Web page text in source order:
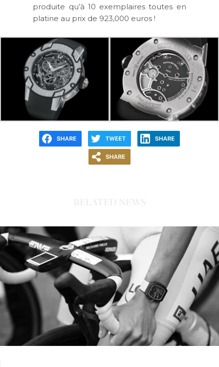
produite qu’à 10 exemplaires toutes en
platine au prix de 923,000 euros !